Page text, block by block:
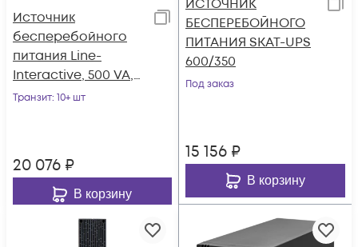
Источник
бесперебойного
питания Line-
Interactive, 500 VA,
Rackmount, без
Транзит: 10+ шт
20 076 ₽
В корзину
ИСТОЧНИК
БЕСПЕРЕБОЙНОГО
ПИТАНИЯ SKAT-UPS
600/350
Под заказ
15 156 ₽
В корзину